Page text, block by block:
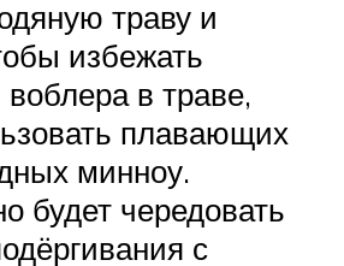
траву и
избежать
в траве,
плавающих
минноу.
будет чередовать
с